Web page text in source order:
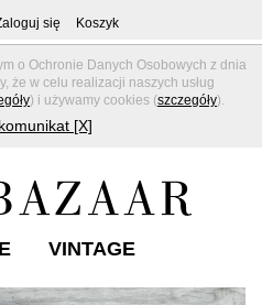
o Ochronie Danych Osobowych z dnia
że w celu realizacji naszych usług
) i używamy cookies (szczegóły).
[X]
się Koszyk
VINTAGE